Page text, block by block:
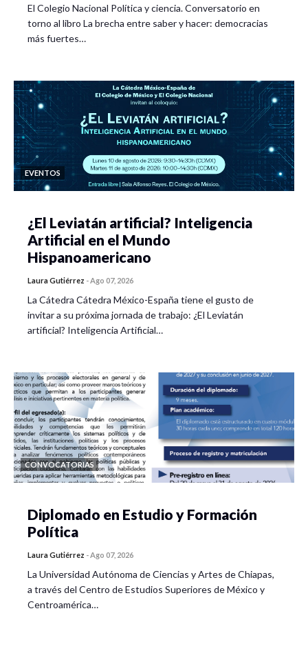
El Colegio Nacional Política y ciencia. Conversatorio en
torno al libro La brecha entre saber y hacer: democracias
más fuertes…
EVENTOS
¿El Leviatán artificial? Inteligencia
Artificial en el Mundo
Hispanoamericano
Laura Gutiérrez -Ago 07, 2026
La Cátedra Cátedra México-España tiene el gusto de
invitar a su próxima jornada de trabajo: ¿El Leviatán
artificial? Inteligencia Artificial…
CONVOCATORIAS
Diplomado en Estudio y Formación
Política
Laura Gutiérrez -Ago 07, 2026
La Universidad Autónoma de Ciencias y Artes de Chiapas,
a través del Centro de Estudios Superiores de México y
Centroamérica…